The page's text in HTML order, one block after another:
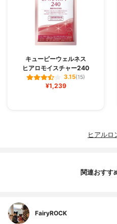
キューピーウェルネス
ヒアロモイスチャー240
3.15(15)
¥1,239
ヒアルロ
関連おすす
FairyROCK